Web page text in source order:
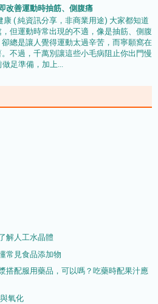
改善運動時抽筋、側腹痛
康 ( 純資訊分享，非商業用途) 大家都知道
但運動時常出現的不適，像是抽筋、側腹
總是讓人覺得運動太過辛苦，而寧願窩在
不過，千萬別讓這些小毛病阻止你出門慢
足準備，加上...
解人工水晶體
常見食品添加物
搭配服用藥品，可以嗎？吃藥時配果汁應
氧化